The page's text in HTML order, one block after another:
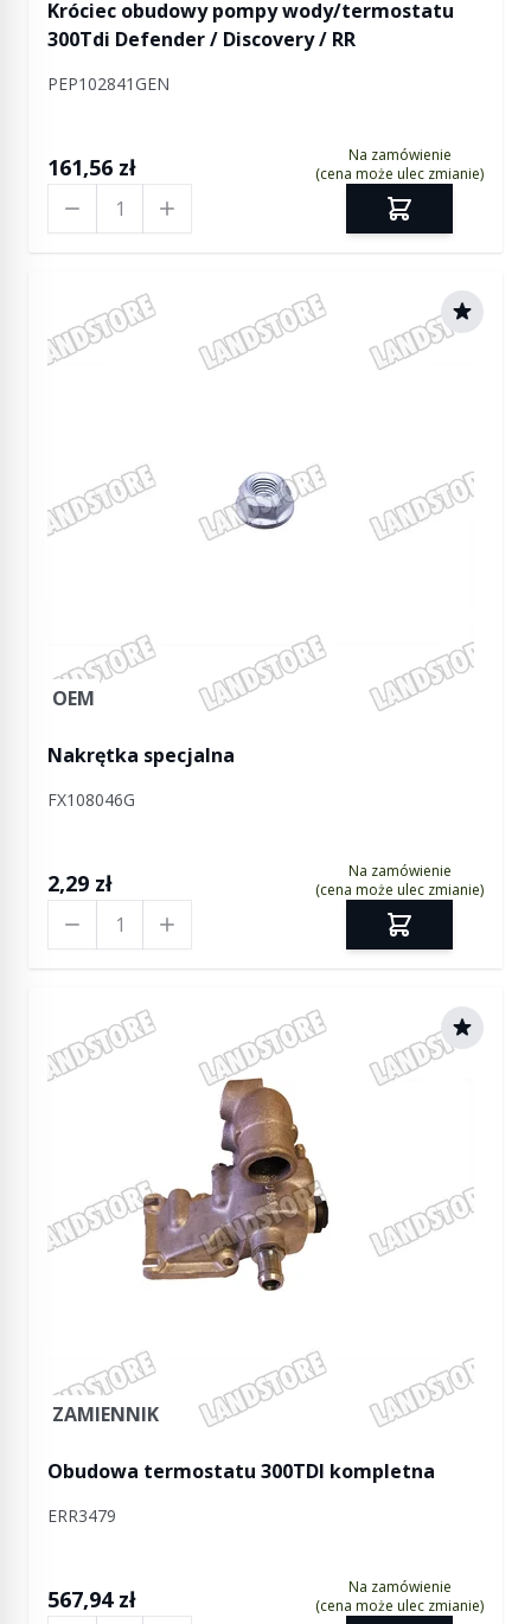
Króciec obudowy pompy wody/termostatu
300Tdi Defender / Discovery / RR
PEP102841GEN
161,56 zł
Na zamówienie
(cena może ulec zmianie)
OEM
Nakrętka specjalna
FX108046G
2,29 zł
Na zamówienie
(cena może ulec zmianie)
ZAMIENNIK
Obudowa termostatu 300TDI kompletna
ERR3479
567,94 zł
Na zamówienie
(cena może ulec zmianie)